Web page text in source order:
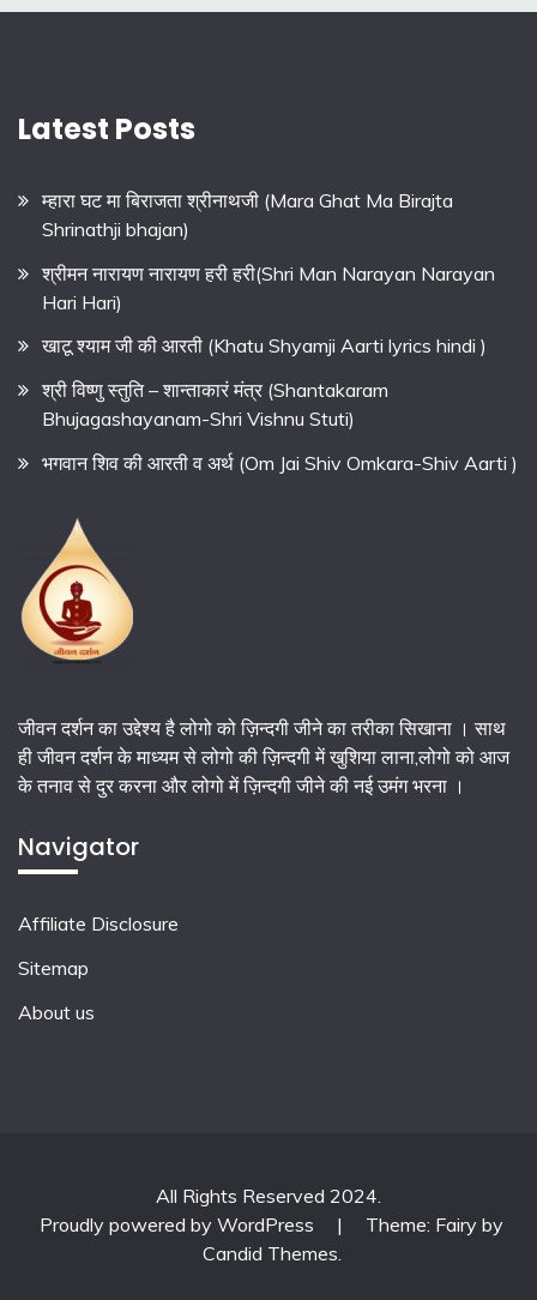
Latest Posts
म्हारा घट मा बिराजता श्रीनाथजी (Mara Ghat Ma Birajta
Shrinathji bhajan)
श्रीमन नारायण नारायण हरी हरी(Shri Man Narayan Narayan
Hari Hari)
खाटू श्याम जी की आरती (Khatu Shyamji Aarti lyrics hindi )
श्री विष्णु स्तुति – शान्ताकारं मंत्र (Shantakaram
Bhujagashayanam-Shri Vishnu Stuti)
भगवान शिव की आरती व अर्थ (Om Jai Shiv Omkara-Shiv Aarti )
जीवन दर्शन का उद्देश्य है लोगो को ज़िन्दगी जीने का तरीका सिखाना । साथ
ही जीवन दर्शन के माध्यम से लोगो की ज़िन्दगी में खुशिया लाना,लोगो को आज
के तनाव से दुर करना और लोगो में ज़िन्दगी जीने की नई उमंग भरना ।
Navigator
Affiliate Disclosure
Sitemap
About us
All Rights Reserved 2024.
Proudly powered by WordPress
|
Theme: Fairy by
Candid Themes